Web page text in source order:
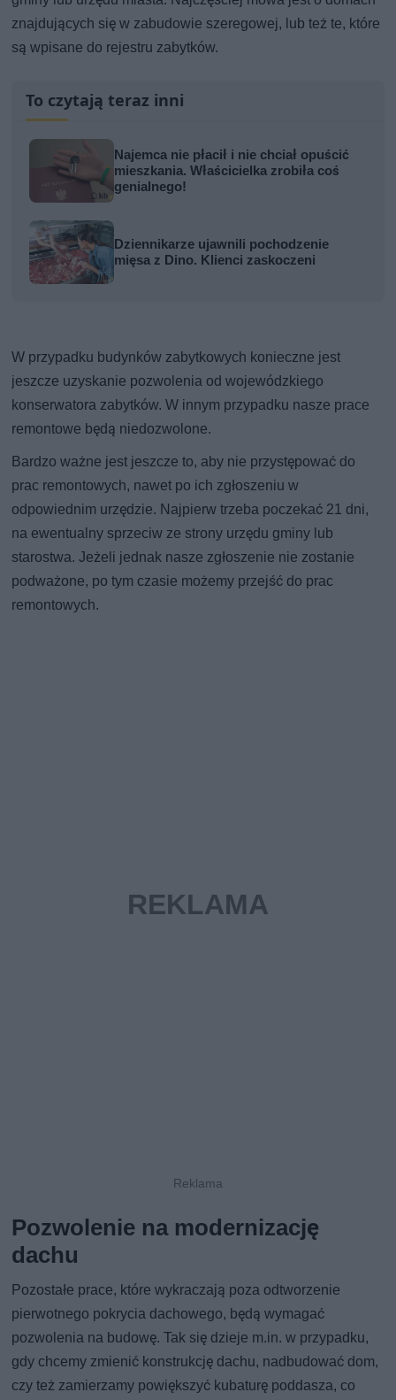
znajdujących się w zabudowie szeregowej, lub też te, które
są wpisane do rejestru zabytków.
To czytają teraz inni
Najemca nie płacił i nie chciał opuścić
mieszkania. Właścicielka zrobiła coś
genialnego!
Dziennikarze ujawnili pochodzenie
mięsa z Dino. Klienci zaskoczeni
W przypadku budynków zabytkowych konieczne jest
jeszcze uzyskanie pozwolenia od wojewódzkiego
konserwatora zabytków. W innym przypadku nasze prace
remontowe będą niedozwolone.
Bardzo ważne jest jeszcze to, aby nie przystępować do
prac remontowych, nawet po ich zgłoszeniu w
odpowiednim urzędzie. Najpierw trzeba poczekać 21 dni,
na ewentualny sprzeciw ze strony urzędu gminy lub
starostwa. Jeżeli jednak nasze zgłoszenie nie zostanie
podważone, po tym czasie możemy przejść do prac
remontowych.
Pozwolenie na modernizację
dachu
Pozostałe prace, które wykraczają poza odtworzenie
pierwotnego pokrycia dachowego, będą wymagać
pozwolenia na budowę. Tak się dzieje m.in. w przypadku,
gdy chcemy zmienić konstrukcję dachu, nadbudować dom,
czy też zamierzamy powiększyć kubaturę poddasza, co